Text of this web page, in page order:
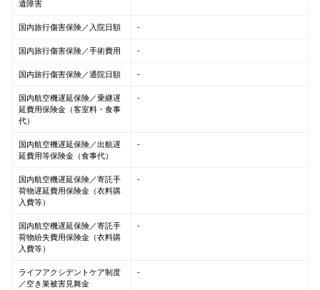
遺障害
国内旅行傷害保険／入院日額 -
国内旅行傷害保険／手術費用 -
国内旅行傷害保険／通院日額 -
国内航空機遅延保険／乗継遅
延費用保険金（客室料・食事
代）
-
国内航空機遅延保険／出航遅
延費用等保険金（食事代）
-
国内航空機遅延保険／寄託手
荷物遅延費用保険金（衣料購
入費等）
-
国内航空機遅延保険／寄託手
荷物紛失費用保険金（衣料購
入費等）
-
ライフアクシデントケア制度
／空き巣被害見舞金
-